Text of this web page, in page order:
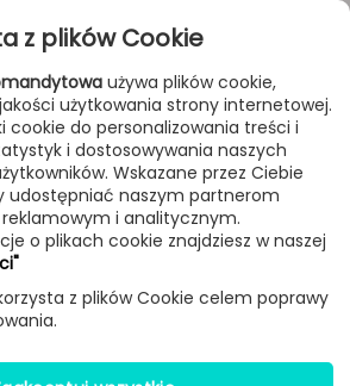
& SORTOWANIE
Slide Produkt
-Slide
z plików Cookie
używa plików cookie,
użytkowania strony internetowej.
cookie do personalizowania treści i
i dostosowywania naszych
Wskazane przez Ciebie
udostępniać naszym partnerom
i analitycznym.
o plikach cookie znajdziesz w naszej
z plików Cookie celem poprawy